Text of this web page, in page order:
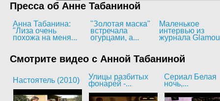
Пресса об Анне Табаниной
Анна Табанина:
"Лиза очень
похожа на меня...
"Золотая маска"
встречала
огурцами, а...
Маленькое
интервью из
журнала
Смотрите видео с Анной Табаниной
Настоятель (2010)
Улицы разбитых
фонарей -...
Сериал Белая
ночь,...